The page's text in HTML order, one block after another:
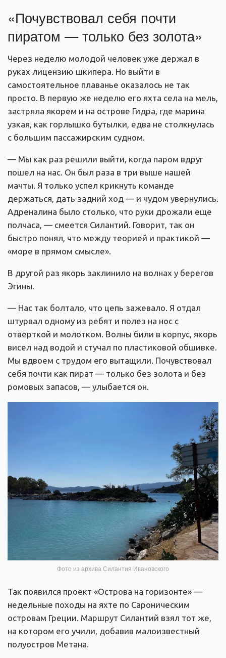
«Почувствовал себя почти
пиратом — только без золота»
Через неделю молодой человек уже держал в
руках лицензию шкипера. Но выйти в
самостоятельное плаванье оказалось не так
просто. В первую же неделю его яхта села на мель,
застряла якорем и на острове Гидра, где марина
узкая, как горлышко бутылки, едва не столкнулась
с большим пассажирским судном.
— Мы как раз решили выйти, когда паром вдруг
пошел на нас. Он был раза в три выше нашей
мачты. Я только успел крикнуть команде
держаться, дать задний ход — и чудом увернулись.
Адреналина было столько, что руки дрожали еще
полчаса, — смеется Силантий. Говорит, так он
быстро понял, что между теорией и практикой —
«море в прямом смысле».
В другой раз якорь заклинило на волнах у берегов
Эгины.
— Нас так болтало, что цепь зажевало. Я отдал
штурвал одному из ребят и полез на нос с
отверткой и молотком. Волны били в корпус, якорь
висел над водой и стучал по пластиковой обшивке.
Мы вдвоем с трудом его вытащили. Почувствовал
себя почти как пират — только без золота и без
ромовых запасов, — улыбается он.
Фото из архива Силантия Ивановского
Так появился проект «Острова на горизонте» —
недельные походы на яхте по Сароническим
островам Греции. Маршрут Силантий взял тот же,
на котором его учили, добавив малоизвестный
полуостров Метана.